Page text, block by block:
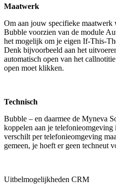
Maatwerk
Om aan jouw specifieke maatwerk
Bubble voorzien van de module
het mogelijk om je eigen If-This-
Denk bijvoorbeeld aan het
automatisch open van het
open moet klikken.
Technisch
Bubble – en daarmee de Myneva
koppelen aan je
verschilt per telefonieomgeving
gemeen, je hoeft er geen techneut
Uitbelmogelijkheden CRM